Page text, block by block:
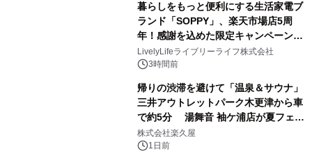
アーティストを フィーチャーしたアニ
メーションを公開～
暮らしをもっと便利にする生活家電ブ
ランド「SOPPY」、楽天市場店5周
年！感謝を込めた限定キャンペーンを
8月10日より開催
LivelyLifeライブリーライフ株式会社
3時間前
帰りの渋滞を避けて「温泉＆サウナ」
三井アウトレットパーク木更津から車
で約5分 湯舞音 袖ケ浦店が夏フェア
メニューを提供
株式会社楽久屋
1日前